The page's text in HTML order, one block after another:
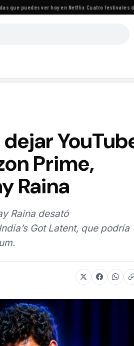
puedes ver hoy en Netflix·Cuatro festivales de
Prime,
Raina
Raina desató
Got Latent, que podría